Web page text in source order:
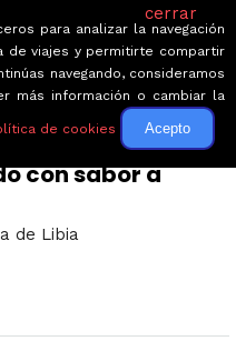
con sabor a
de Libia
cerrar
para analizar la navegación
de viajes y permitirte compartir
navegando, consideramos
más información o cambiar la
de cookies Acepto